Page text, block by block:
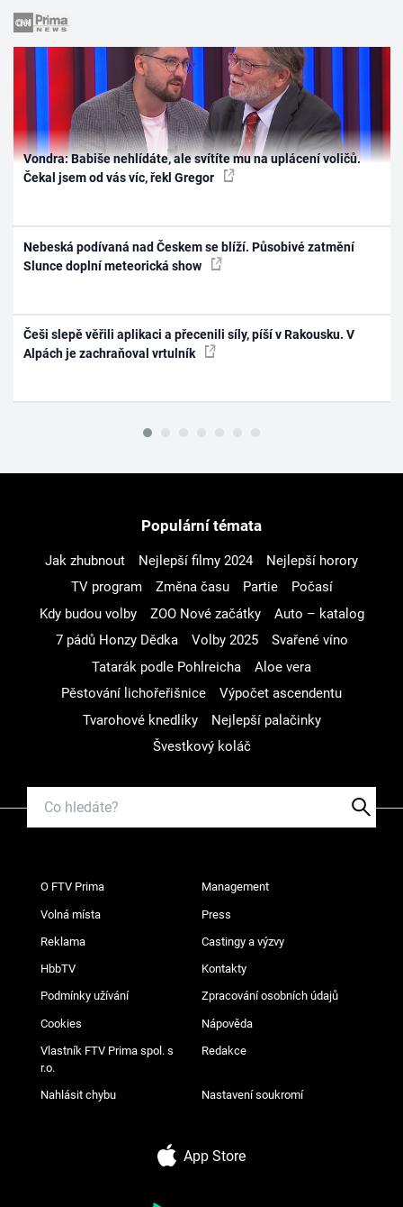
Vondra: Babiše nehlídáte, ale svítíte mu na uplácení voličů.
Čekal jsem od vás víc, řekl Gregor
Nebeská podívaná nad Českem se blíží. Působivé zatmění
Slunce doplní meteorická show
Češi slepě věřili aplikaci a přecenili síly, píší v Rakousku. V
Alpách je zachraňoval vrtulník
Populární témata
Jak zhubnout Nejlepší filmy 2024
Nejlepší horory
TV program
Změna času Partie
Počasí
Kdy budou volby
ZOO Nové začátky
Auto – katalog
7 pádů Honzy Dědka
Volby 2025
Svařené víno
Tatarák podle Pohlreicha
Aloe vera
Pěstování lichořeřišnice
Výpočet ascendentu
Tvarohové knedlíky
Nejlepší palačinky
Švestkový koláč
O FTV Prima Management
Volná místa Press
Reklama Castingy a výzvy
HbbTV Kontakty
Podmínky užívání Zpracování osobních údajů
Cookies Nápověda
Vlastník FTV Prima spol. s
r.o.
Redakce
Nahlásit chybu Nastavení soukromí
App Store